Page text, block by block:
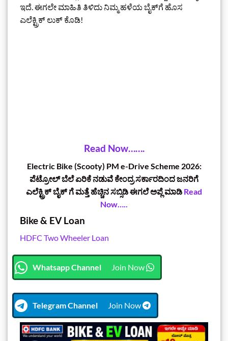
ಇದೆ. ಈಗಲೇ ಮಾಹಿತಿ ತಿಳಿದು ನಿಮ್ಮ ಹಳೆಯ ಬೈಕ್‌ಗೆ ಹೊಸ
ಎಲೆಕ್ಟ್ರಿಕ್ ಲುಕ್ ಕೊಡಿ!
Read Now…….
Electric Bike (Scooty) PM e-Drive Scheme 2026:
ಪೆಟ್ರೋಲ್ ಬೆಲೆ ಏರಿಕೆ ನಡುವೆ ಕೇಂದ್ರ ಸರ್ಕಾರದಿಂದ ಜನರಿಗೆ
ಎಲೆಕ್ಟ್ರಿಕ್‌ ಬೈಕ್‌ ಗೆ ಮತ್ತೆ ಹೆಚ್ಚಿನ ಸಬ್ಸಿಡಿ ಈಗಲೆ ಅಪ್ಲೆ ಮಾಡಿ Read
Now…..
Bike & EV Loan
HDFC Two Wheeler Loan
Whatsapp Channel Join Now
Telegram Channel Join Now